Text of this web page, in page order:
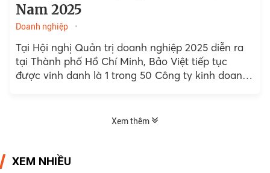
Nam 2025
Doanh nghiệp
Tại Hội nghị Quản trị doanh nghiệp 2025 diễn ra
tại Thành phố Hồ Chí Minh, Bảo Việt tiếp tục
được vinh danh là 1 trong 50 Công ty kinh doanh
Xem thêm
XEM NHIỀU